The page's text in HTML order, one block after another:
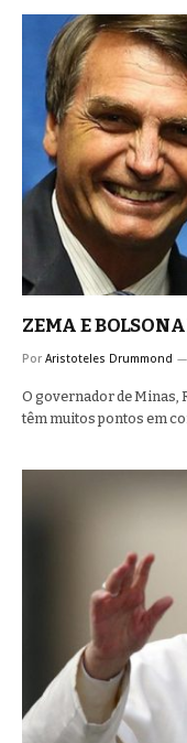
ZEMA E
Por Aristoteles Drummond
O governador de Minas,
têm muitos pontos em